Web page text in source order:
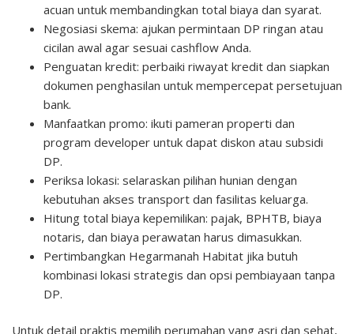
acuan untuk membandingkan total biaya dan syarat.
Negosiasi skema: ajukan permintaan DP ringan atau
cicilan awal agar sesuai cashflow Anda.
Penguatan kredit: perbaiki riwayat kredit dan siapkan
dokumen penghasilan untuk mempercepat persetujuan
bank.
Manfaatkan promo: ikuti pameran properti dan
program developer untuk dapat diskon atau subsidi
DP.
Periksa lokasi: selaraskan pilihan hunian dengan
kebutuhan akses transport dan fasilitas keluarga.
Hitung total biaya kepemilikan: pajak, BPHTB, biaya
notaris, dan biaya perawatan harus dimasukkan.
Pertimbangkan Hegarmanah Habitat jika butuh
kombinasi lokasi strategis dan opsi pembiayaan tanpa
DP.
Untuk detail praktis memilih perumahan yang asri dan sehat,